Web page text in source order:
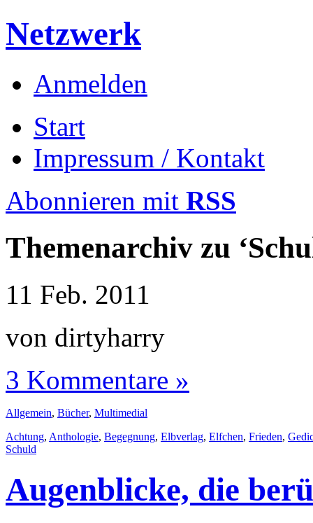
Netzwerk
Anmelden
Start
Impressum / Kontakt
Abonnieren mit RSS
Themenarchiv zu
11 Feb. 2011
von dirtyharry
3 Kommentare »
Allgemein, Bücher, Multimedial
Achtung, Anthologie, Begegnung, Elbverlag, Elfchen, Frieden,
Schuld
Augenblicke, die